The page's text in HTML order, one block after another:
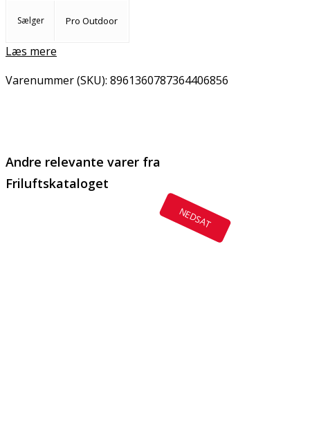
Sælger Pro Outdoor
Læs mere
Varenummer (SKU): 8961360787364406856
Andre relevante varer fra
Friluftskataloget
NEDSAT